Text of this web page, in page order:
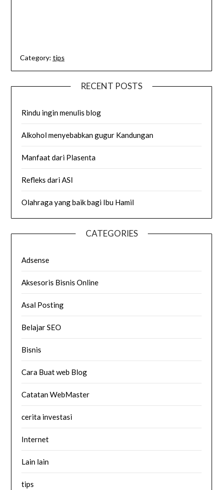
Category: tips
RECENT POSTS
Rindu ingin menulis blog
Alkohol menyebabkan gugur Kandungan
Manfaat dari Plasenta
Refleks dari ASI
Olahraga yang baik bagi Ibu Hamil
CATEGORIES
Adsense
Aksesoris Bisnis Online
Asal Posting
Belajar SEO
Bisnis
Cara Buat web Blog
Catatan WebMaster
cerita investasi
Internet
Lain lain
tips